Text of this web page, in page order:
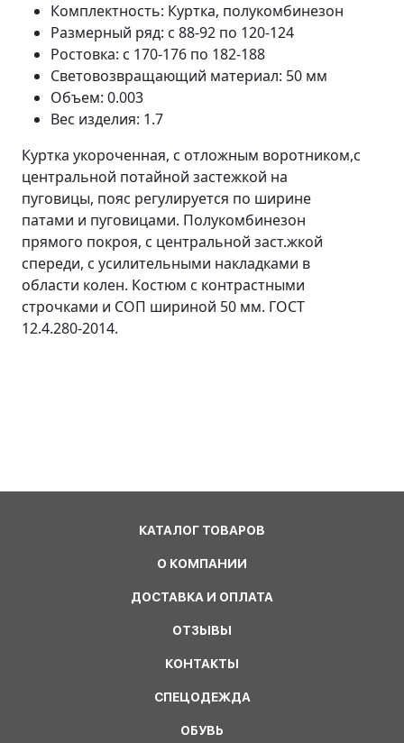
Комплектность: Куртка, полукомбинезон
Размерный ряд: с 88-92 по 120-124
Ростовка: с 170-176 по 182-188
Световозвращающий материал: 50 мм
Объем: 0.003
Вес изделия: 1.7
Куртка укороченная, с отложным воротником,с
центральной потайной застежкой на
пуговицы, пояс регулируется по ширине
патами и пуговицами. Полукомбинезон
прямого покроя, с центральной заст.жкой
спереди, с усилительными накладками в
области колен. Костюм с контрастными
строчками и СОП шириной 50 мм. ГОСТ
12.4.280-2014.
КАТАЛОГ ТОВАРОВ
О КОМПАНИИ
ДОСТАВКА И ОПЛАТА
ОТЗЫВЫ
КОНТАКТЫ
СПЕЦОДЕЖДА
ОБУВЬ